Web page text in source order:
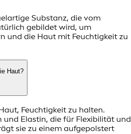
Substanz, die vom
gebildet wird, um
und die Haut mit Feuchtigkeit zu
Haut?
Feuchtigkeit zu halten.
und Elastin, die für Flexibilität und
sie zu einem aufgepolstert